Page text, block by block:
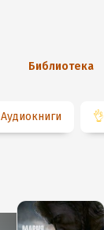
Библиотека
Аудиокниги 👌